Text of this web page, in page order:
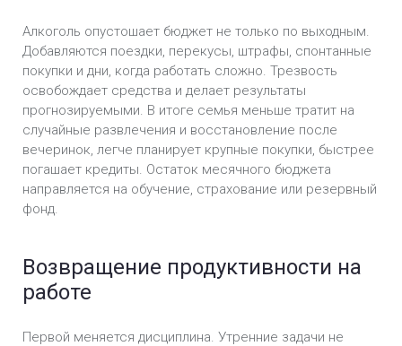
Алкоголь опустошает бюджет не только по выходным.
Добавляются поездки, перекусы, штрафы, спонтанные
покупки и дни, когда работать сложно. Трезвость
освобождает средства и делает результаты
прогнозируемыми. В итоге семья меньше тратит на
случайные развлечения и восстановление после
вечеринок, легче планирует крупные покупки, быстрее
погашает кредиты. Остаток месячного бюджета
направляется на обучение, страхование или резервный
фонд.
Возвращение продуктивности на
работе
Первой меняется дисциплина. Утренние задачи не